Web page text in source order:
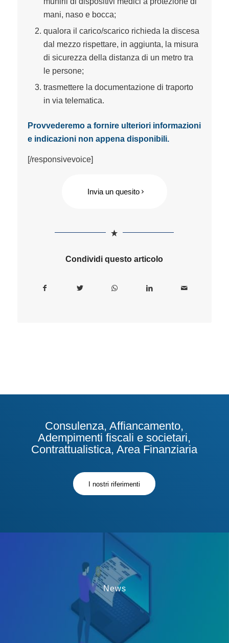
mani, naso e bocca;
qualora il carico/scarico richieda la discesa
dal mezzo rispettare, in aggiunta, la misura
di sicurezza della distanza di un metro tra
le persone;
trasmettere la documentazione di traporto
in via telematica.
Provvederemo a fornire ulteriori informazioni
e indicazioni non appena disponibili.
[/responsivevoice]
Invia un quesito
Condividi questo articolo
Consulenza, Affiancamento,
Adempimenti fiscali e societari,
Contrattualistica, Area Finanziaria
I nostri riferimenti
News